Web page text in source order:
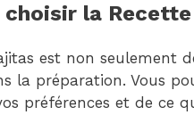
choisir la
est non seulement
la préparation. Vous
préférences et de ce